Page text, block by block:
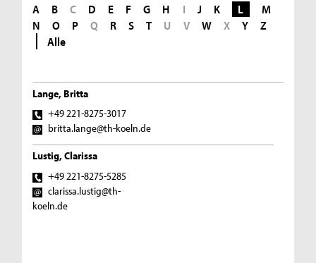
A B C D E F G H I J K L
M
N
O P Q R S T U V W X Y
Z
Alle
Lange, Britta
+49 221-8275-3017
britta.lange@th-koeln.de
Lustig, Clarissa
+49 221-8275-5285
clarissa.lustig@th-
koeln.de